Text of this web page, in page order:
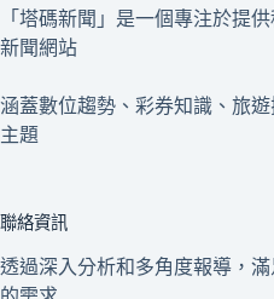
「塔碼新聞」是一個專注於提
新聞網站
涵蓋數位趨勢、彩券知識、旅
主題
聯絡資訊
透過深入分析和多角度報導，